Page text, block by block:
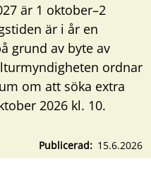
är 1 oktober–2
är i år en
grund av byte av
ordnar
om att söka extra
2026 kl. 10.
Publicerad 15.6.2026